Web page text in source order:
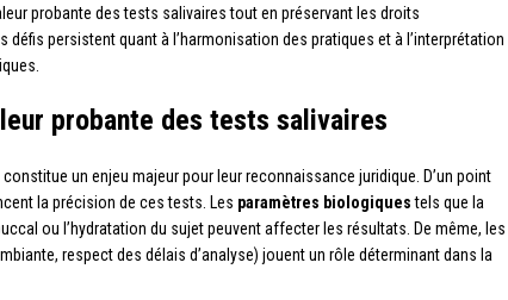
probante des tests salivaires tout en préservant les droits
persistent quant à l’harmonisation des pratiques et à l’interprétation
probante des tests salivaires
un enjeu majeur pour leur reconnaissance juridique. D’un point
la précision de ces tests. Les paramètres biologiquestels que la
ou l’hydratation du sujet peuvent affecter les résultats. De même, les
respect des délais d’analyse) jouent un rôle déterminant dans la